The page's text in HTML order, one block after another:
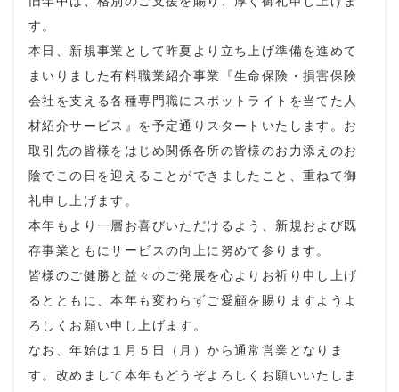
す。
本日、新規事業として昨夏より立ち上げ準備を進めて
まいりました有料職業紹介事業『生命保険・損害保険
会社を支える各種専門職にスポットライトを当てた人
材紹介サービス』を予定通りスタートいたします。お
取引先の皆様をはじめ関係各所の皆様のお力添えのお
陰でこの日を迎えることができましたこと、重ねて御
礼申し上げます。
本年もより一層お喜びいただけるよう、新規および既
存事業ともにサービスの向上に努めて参ります。
皆様のご健勝と益々のご発展を心よりお祈り申し上げ
るとともに、本年も変わらずご愛顧を賜りますようよ
ろしくお願い申し上げます。
なお、年始は１月５日（月）から通常営業となりま
す。改めまして本年もどうぞよろしくお願いいたしま